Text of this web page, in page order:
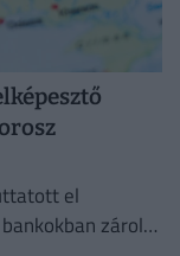
el
zárolt